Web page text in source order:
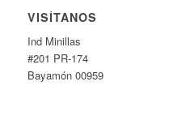
VISÍTANOS
Ind Minillas
#201 PR-174
Bayamón 00959